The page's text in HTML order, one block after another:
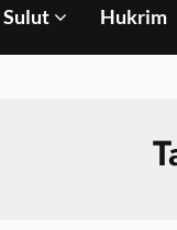
Sulut Hukrim